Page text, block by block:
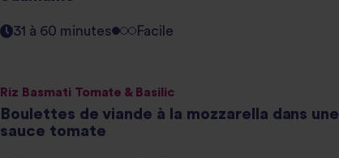
31 à 60 minutes Facile
Riz Basmati Tomate & Basilic
Boulettes de viande à la mozzarella dans une
sauce tomate